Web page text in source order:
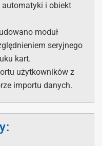
automatyki i obiekt
moduł
seryjnego
kart.
użytkowników z
importu danych.